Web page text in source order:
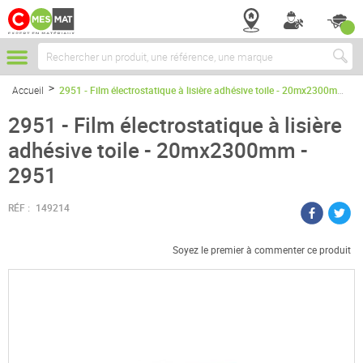
Chercher
Accueil 2951 - Film électrostatique à lisière adhésive toile - 20mx2300mm - 2951
2951 - Film électrostatique à lisière
adhésive toile - 20mx2300mm -
2951
RÉF : 149214
Soyez le premier à commenter ce produit
Passer